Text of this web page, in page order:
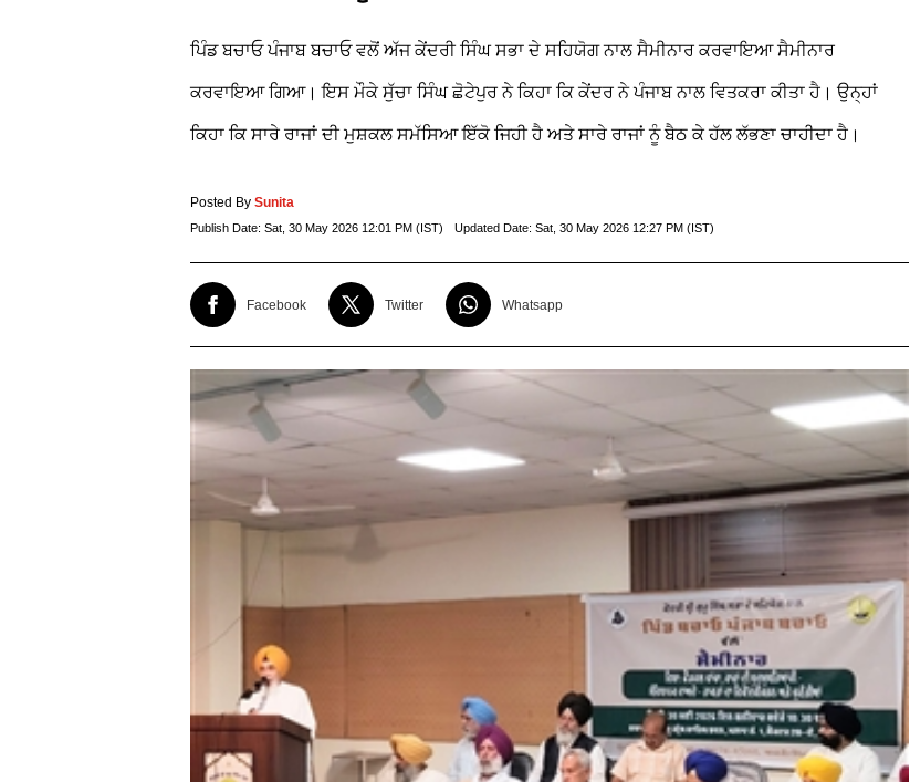
ਪਿੰਡ ਬਚਾਓ ਪੰਜਾਬ ਬਚਾਓ ਵਲੋਂ ਅੱਜ ਕੇਂਦਰੀ ਸਿੰਘ ਸਭਾ ਦੇ ਸਹਿਯੋਗ ਨਾਲ ਸੈਮੀਨਾਰ ਕਰਵਾਇਆ ਸੈਮੀਨਾਰ
ਕਰਵਾਇਆ ਗਿਆ। ਇਸ ਮੌਕੇ ਸੁੱਚਾ ਸਿੰਘ ਛੋਟੇਪੁਰ ਨੇ ਕਿਹਾ ਕਿ ਕੇਂਦਰ ਨੇ ਪੰਜਾਬ ਨਾਲ ਵਿਤਕਰਾ ਕੀਤਾ ਹੈ। ਉਨ੍ਹਾਂ
ਕਿਹਾ ਕਿ ਸਾਰੇ ਰਾਜਾਂ ਦੀ ਮੁਸ਼ਕਲ ਸਮੱਸਿਆ ਇੱਕੋ ਜਿਹੀ ਹੈ ਅਤੇ ਸਾਰੇ ਰਾਜਾਂ ਨੂੰ ਬੈਠ ਕੇ ਹੱਲ ਲੱਭਣਾ ਚਾਹੀਦਾ ਹੈ।
Posted By Sunita
Publish Date: Sat, 30 May 2026 12:01 PM (IST) Updated Date: Sat, 30 May 2026 12:27 PM (IST)
Facebook Twitter Whatsapp